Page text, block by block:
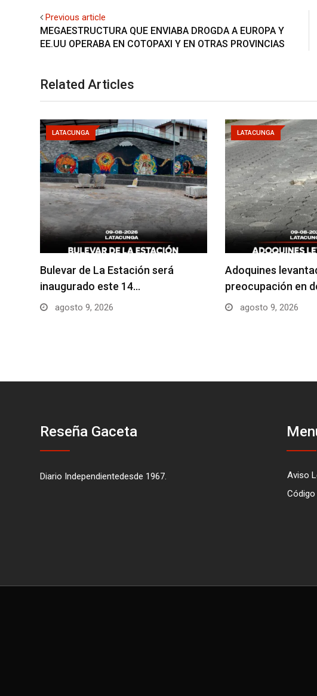
Previous article
MEGAESTRUCTURA QUE ENVIABA DROGDA A EUROPA Y
EE.UU OPERABA EN COTOPAXI Y EN OTRAS PROVINCIAS
Related Articles
LATACUNGA
Bulevar de La Estación será
inaugurado este 14…
agosto 9, 2026
LATACUNGA
Adoquines
preocupación en
agosto 9, 2026
Reseña Gaceta
Diario Independientedesde 1967. Aviso